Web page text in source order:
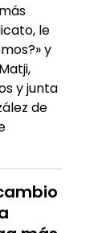
le
y
y junta
de